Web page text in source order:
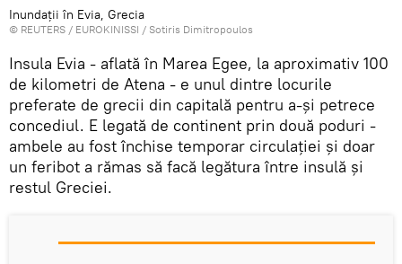
Inundații în Evia, Grecia
© REUTERS / EUROKINISSI / Sotiris Dimitropoulos
Insula Evia - aflată în Marea Egee, la aproximativ 100
de kilometri de Atena - e unul dintre locurile
preferate de grecii din capitală pentru a-şi petrece
concediul. E legată de continent prin două poduri -
ambele au fost închise temporar circulației și doar
un feribot a rămas să facă legătura între insulă și
restul Greciei.